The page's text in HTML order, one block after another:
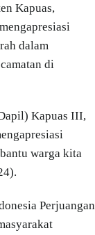
Kapuas,
dalam
di
Kapuas III,
warga kita
Perjuangan